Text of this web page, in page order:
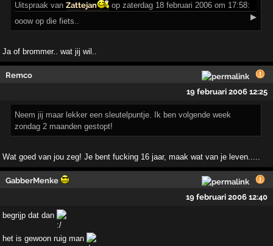
Uitspraak vanZattejan
op zaterdag 18 februari 2006 om 17:58:
▶
ooow op die fiets..
Ja of brommer.. wat jij wil..
Remco
19 februari 2006 12:25
Neem jij maar lekker een sleutelpuntje. Ik ben volgende week
zondag 2 maanden gestopt!
Wat goed van jou zeg! Je bent fucking 16 jaar, maak wat van je leven.....
GabberMenke
19 februari 2006 12:40
begrijp dat dan
het is gewoon ruig man